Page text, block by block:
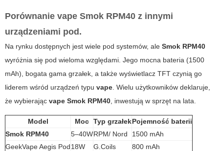
Porównanie vape Smok RPM40 z innymi
urządzeniami pod.
Na rynku dostępnych jest wiele pod systemów, ale Smok RPM40
wyróżnia się pod wieloma względami. Jego mocna bateria (1500
mAh), bogata gama grzałek, a także wyświetlacz TFT czynią go
liderem wśród urządzeń typu vape . Wielu użytkowników deklaruje,
że wybierając vape Smok RPM40 , inwestują w sprzęt na lata.
Model Moc Typ grzałekPojemność baterii
Smok RPM40
5–40WRPM/ Nord
1500 mAh
GeekVape Aegis Pod18W G.Coils
800 mAh